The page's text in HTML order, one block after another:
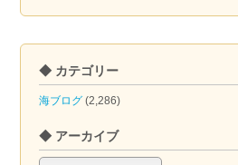
◆ カテゴリー
海ブログ (2,286)
◆ アーカイブ